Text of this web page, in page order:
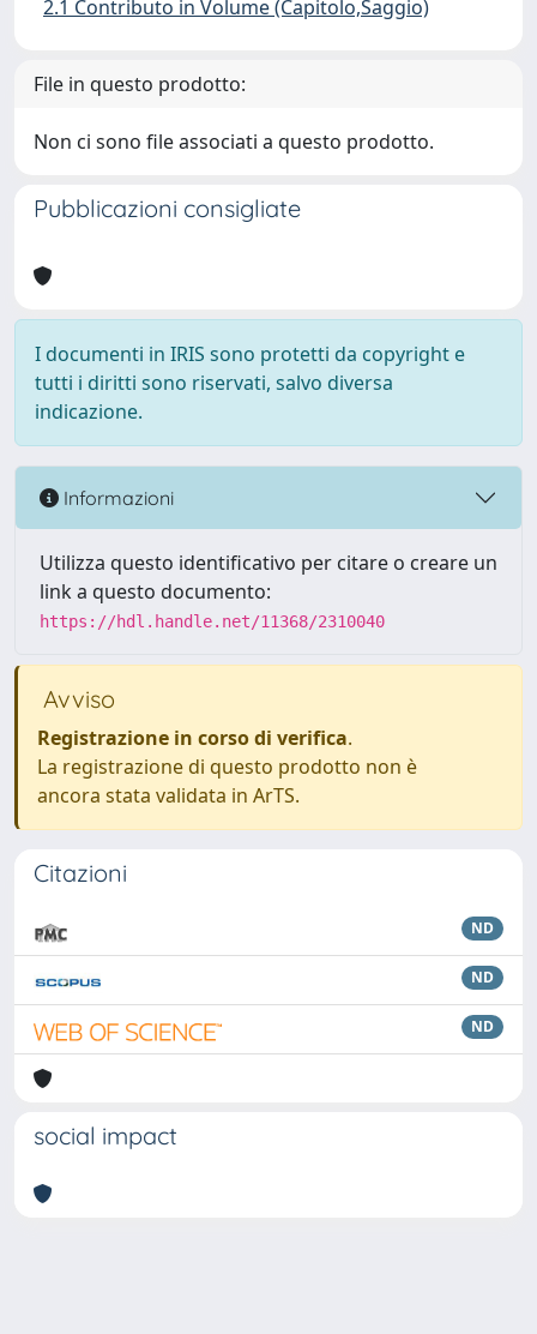
2.1 Contributo in Volume (Capitolo,Saggio)
File in questo prodotto:
Non ci sono file associati a questo prodotto.
Pubblicazioni consigliate
I documenti in IRIS sono protetti da copyright e
tutti i diritti sono riservati, salvo diversa
indicazione.
Informazioni
Utilizza questo identificativo per citare o creare un
link a questo documento:
https://hdl.handle.net/11368/2310040
Avviso
Registrazione in corso di verifica.
La registrazione di questo prodotto non è
ancora stata validata in ArTS.
Citazioni
ND
ND
ND
social impact